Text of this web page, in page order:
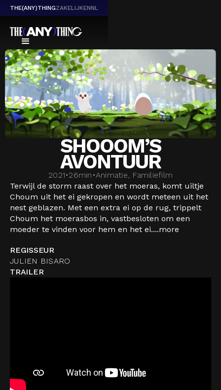
THE(ANY)THINGZAKELIJKENNL
SHOOOM’S
AVONTUUR
2021•26min •Animatie, Familiefilm
Terwijl de storm raast over het moeras, komt uiltje
Choum uit het ei gekropen en wordt meteen uit het
nest geblazen. Met een extra ei op de rug, trippelt
Choum het moerasbos in, vastbesloten om een
moeder te vinden voor hem en het ei....more
REGISSEUR
JULIEN BISARO
TRAILER